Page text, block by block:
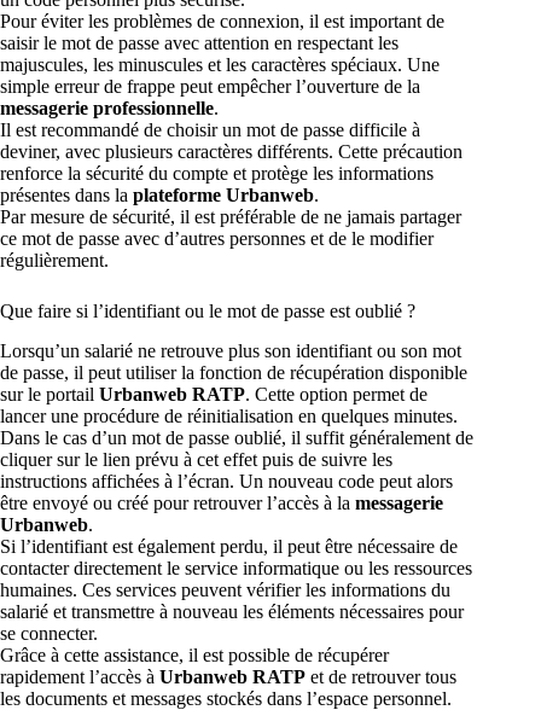
Pour éviter les problèmes de connexion, il est important de
saisir le mot de passe avec attention en respectant les
majuscules, les minuscules et les caractères spéciaux. Une
simple erreur de frappe peut empêcher l’ouverture de la
messagerie professionnelle.
Il est recommandé de choisir un mot de passe difficile à
deviner, avec plusieurs caractères différents. Cette précaution
renforce la sécurité du compte et protège les informations
présentes dans la plateforme Urbanweb.
Par mesure de sécurité, il est préférable de ne jamais partager
ce mot de passe avec d’autres personnes et de le modifier
régulièrement.
Que faire si l’identifiant ou le mot de passe est oublié ?
Lorsqu’un salarié ne retrouve plus son identifiant ou son mot
de passe, il peut utiliser la fonction de récupération disponible
sur le portail Urbanweb RATP. Cette option permet de
lancer une procédure de réinitialisation en quelques minutes.
Dans le cas d’un mot de passe oublié, il suffit généralement de
cliquer sur le lien prévu à cet effet puis de suivre les
instructions affichées à l’écran. Un nouveau code peut alors
être envoyé ou créé pour retrouver l’accès à la messagerie
Urbanweb.
Si l’identifiant est également perdu, il peut être nécessaire de
contacter directement le service informatique ou les ressources
humaines. Ces services peuvent vérifier les informations du
salarié et transmettre à nouveau les éléments nécessaires pour
se connecter.
Grâce à cette assistance, il est possible de récupérer
rapidement l’accès à Urbanweb RATP et de retrouver tous
les documents et messages stockés dans l’espace personnel.